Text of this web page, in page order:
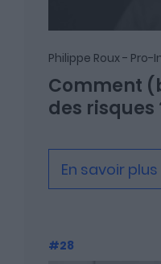
Philippe Roux -
Comment
des risques
En savoir plus
#28